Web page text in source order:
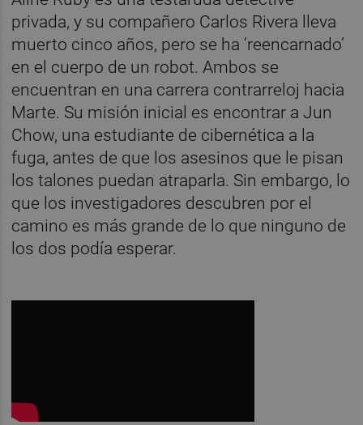
privada, y su compañero Carlos Rivera lleva
muerto cinco años, pero se ha ‘reencarnado’
en el cuerpo de un robot. Ambos se
encuentran en una carrera contrarreloj hacia
Marte. Su misión inicial es encontrar a Jun
Chow, una estudiante de cibernética a la
fuga, antes de que los asesinos que le pisan
los talones puedan atraparla. Sin embargo, lo
que los investigadores descubren por el
camino es más grande de lo que ninguno de
los dos podía esperar.